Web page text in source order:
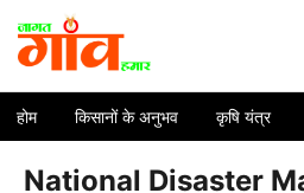
content
होम किसानों के अनुभव कृषि यंत्र
National Disaster